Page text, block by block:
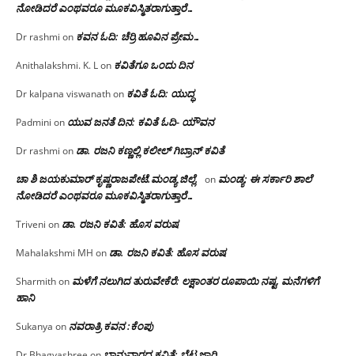
ನೋಡಿದರೆ ಎಂಥವರೂ ಮೂಕವಿಸ್ಮಿತರಾಗುತ್ತಾರೆ…
Dr rashmi on ಕವನ ಓದಿ: ಚೆರ್ರಿ ಹೂವಿನ ಪ್ರೇಮ…
Anithalakshmi. K. Lon ಕವಿತೆಗೂ ಒಂದು ದಿನ
Dr kalpana viswanathon ಕವಿತೆ ಓದಿ: ಯುದ್ಧ
Padmini on ಯುವ ಜನತೆ ದಿನ: ಕವಿತೆ ಓದಿ- ಯೌವನ
Dr rashmi on ಡಾ. ರಜನಿ‌ ಕಣ್ಣಲ್ಲಿ ಕಲೀಲ್ ಗಿಬ್ರಾನ್ ಕವಿತೆ
ಚಾ ಶಿ ಜಯಕುಮಾರ್ ಕೃಷ್ಣರಾಜಪೇಟೆ.ಮಂಡ್ಯ ಜಿಲ್ಲೆ. on ಮಂಡ್ಯ: ಈ ಸರ್ಕಾರಿ ಶಾಲೆ
ನೋಡಿದರೆ ಎಂಥವರೂ ಮೂಕವಿಸ್ಮಿತರಾಗುತ್ತಾರೆ…
Triveni on ಡಾ. ರಜನಿ ಕವಿತೆ: ಹೊಸ ವರುಷ
Mahalakshmi MH on ಡಾ. ರಜನಿ ಕವಿತೆ: ಹೊಸ ವರುಷ
Sharmithon ಮಳೆಗೆ ನಲುಗಿದ ತುರುವೇಕೆರೆ: ಲಕ್ಷಾಂತರ ರೂಪಾಯಿ ನಷ್ಟ, ಮನೆಗಳಿಗೆ
ಹಾನಿ
Sukanya on ನವರಾತ್ರಿ ಕವನ :ಕೆಂಪು